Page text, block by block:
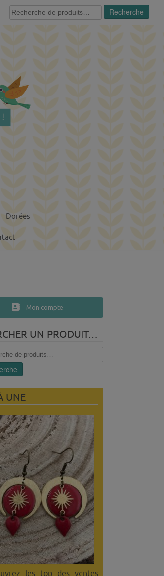
Recherche
pour :
Recherche
Dorées
Mon compte
UN PRODUIT…
UNE
les top des ventes